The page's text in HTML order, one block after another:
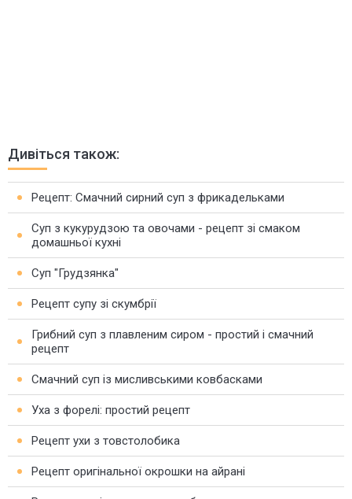
Дивіться також:
Рецепт: Смачний сирний суп з фрикадельками
Суп з кукурудзою та овочами - рецепт зі смаком
домашньої кухні
Суп "Грудзянка"
Рецепт супу зі скумбрії
Грибний суп з плавленим сиром - простий і смачний
рецепт
Смачний суп із мисливськими ковбасками
Уха з форелі: простий рецепт
Рецепт ухи з товстолобика
Рецепт оригінальної окрошки на айрані